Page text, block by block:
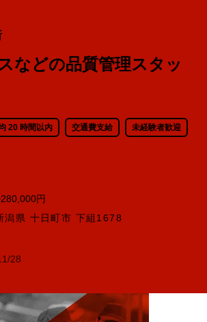
などの品質管理スタッ
20 時間以内 交通費支給 未経験者歓迎
円
県 十日町市 下組1678
28